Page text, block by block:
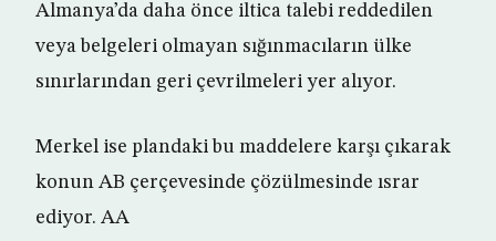
Almanya’da daha önce iltica talebi reddedilen
veya belgeleri olmayan sığınmacıların ülke
sınırlarından geri çevrilmeleri yer alıyor.
Merkel ise plandaki bu maddelere karşı çıkarak
konun AB çerçevesinde çözülmesinde ısrar
ediyor. AA